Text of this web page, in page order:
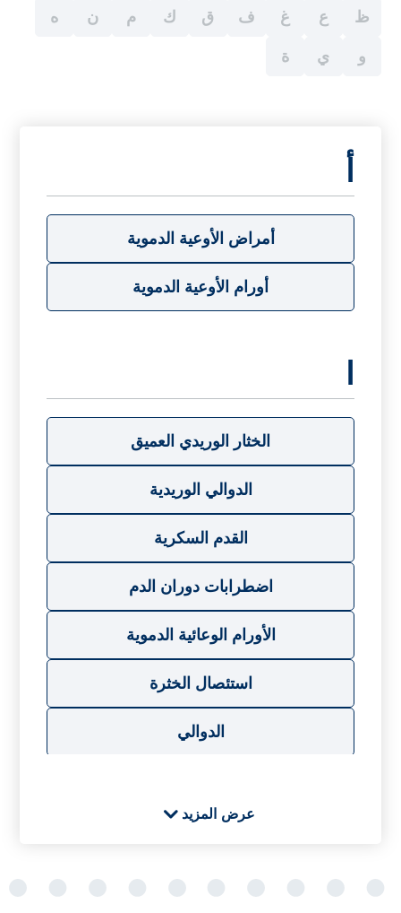
ظ ع غ ف ق ك م ن ه
و ي ة
أمراض الأوعية الدموية
أورام الأوعية الدموية
الخثار الوريدي العميق
الدوالي الوريدية
القدم السكرية
اضطرابات دوران الدم
الأورام الوعائية الدموية
استئصال الخثرة
الدوالي
عرض المزيد